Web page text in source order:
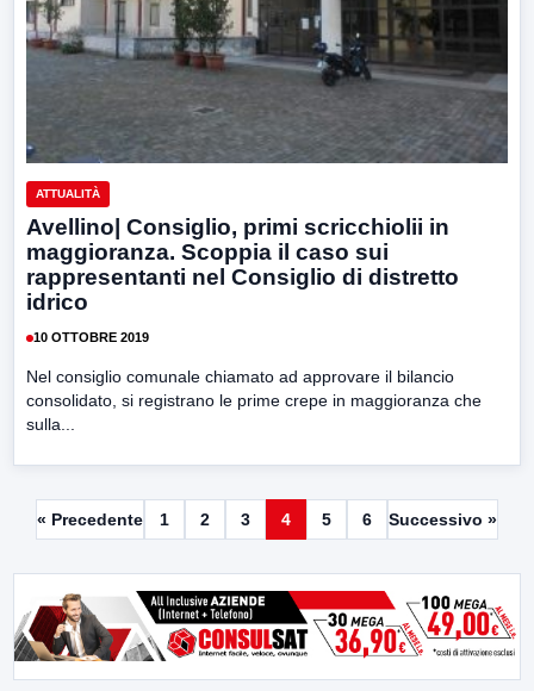
ATTUALITÀ
Avellino| Consiglio, primi scricchiolii in
maggioranza. Scoppia il caso sui
rappresentanti nel Consiglio di distretto
idrico
10 OTTOBRE 2019
Nel consiglio comunale chiamato ad approvare il bilancio
consolidato, si registrano le prime crepe in maggioranza che
sulla...
« Precedente 1 2 3 4 5 6 Successivo »